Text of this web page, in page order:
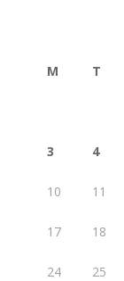
M T
3 4
10 11
17 18
24 25